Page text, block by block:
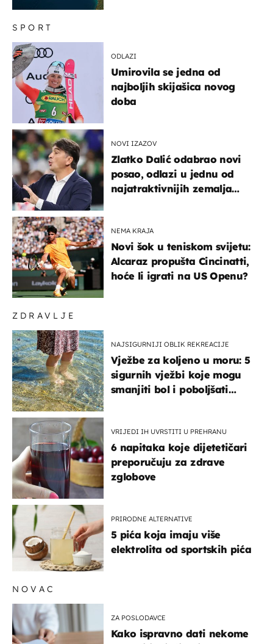
ZDRAVLJE
NAJSIGURNIJI OBLIK REKREACIJE
Vježbe za koljeno u moru: 5
sigurnih vježbi koje mogu
smanjiti bol i poboljšati
VRIJEDI IH UVRSTITI U PREHRANU
6 napitaka koje dijetetičari
preporučuju za zdrave
zglobove
PRIRODNE ALTERNATIVE
5 pića koja imaju više
elektrolita od sportskih pića
SPORT
ODLAZI
Umirovila se jedna od
najboljih skijašica novog
doba
NOVI IZAZOV
Zlatko Dalić odabrao novi
posao, odlazi u jednu od
najatraktivnijih zemalja
NEMA KRAJA
Novi šok u teniskom svijetu:
Alcaraz propušta Cincinatti,
hoće li igrati na US Openu?
NOVAC
ZA POSLODAVCE
Kako ispravno dati nekome